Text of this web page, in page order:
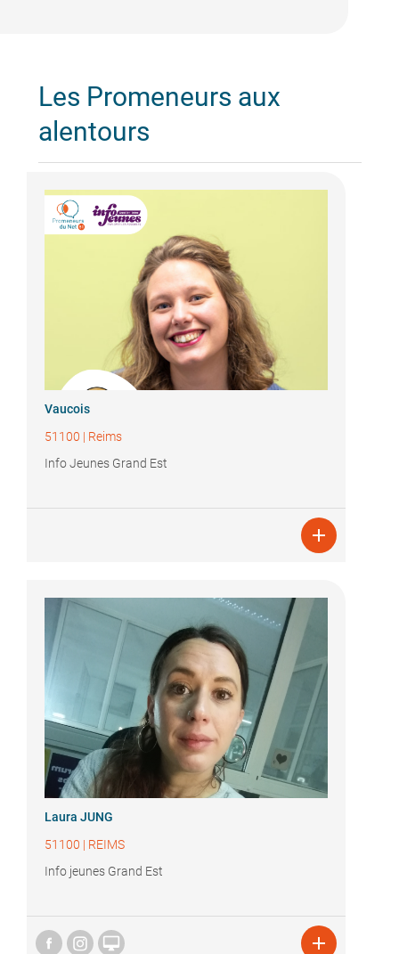
Les Promeneurs aux
alentours
Vaucois
51100 | Reims
Info Jeunes Grand Est

Laura JUNG
51100 | REIMS
Info jeunes Grand Est
 